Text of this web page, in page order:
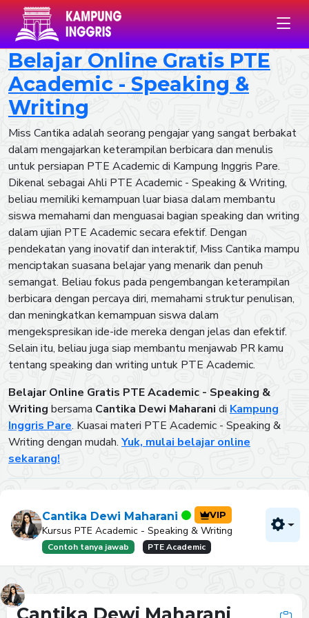
Belajar Online Gratis PTE
Academic - Speaking &
Writing
Miss Cantika adalah seorang pengajar yang sangat berbakat
dalam mengajarkan keterampilan berbicara dan menulis
untuk persiapan PTE Academic di Kampung Inggris Pare.
Dikenal sebagai Ahli PTE Academic - Speaking & Writing,
beliau memiliki kemampuan luar biasa dalam membantu
siswa memahami dan menguasai bagian speaking dan writing
dalam ujian PTE Academic secara efektif. Dengan
pendekatan yang inovatif dan interaktif, Miss Cantika mampu
menciptakan suasana belajar yang menarik dan penuh
semangat. Beliau fokus pada pengembangan keterampilan
berbicara dengan percaya diri, memahami struktur penulisan,
dan meningkatkan kemampuan siswa dalam
mengekspresikan ide-ide mereka dengan jelas dan efektif.
Selain itu, beliau juga siap membantu menjawab PR kamu
tentang speaking dan writing untuk PTE Academic.
Belajar Online Gratis PTE Academic - Speaking &
Writing bersama Cantika Dewi Maharani di Kampung
Inggris Pare. Kuasai materi PTE Academic - Speaking &
Writing dengan mudah. Yuk, mulai belajar online
sekarang!
Cantika Dewi Maharani VIP
Kursus PTE Academic - Speaking & Writing
Contoh tanya jawab PTE Academic